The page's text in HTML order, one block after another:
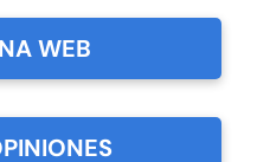
WEB